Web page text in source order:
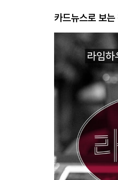
카드뉴스로 보는